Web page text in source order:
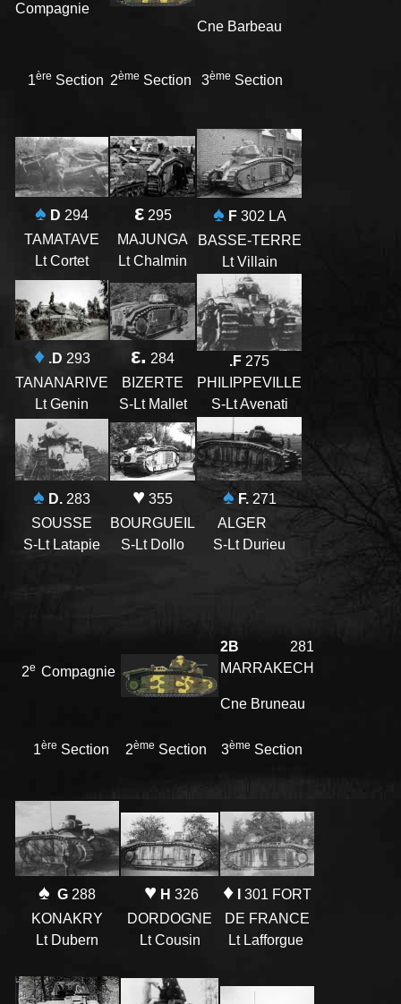
Compagnie
Cne Barbeau
1ère Section 2ème Section 3ème Section
♠ D 294
TAMATAVE
Lt Cortet
ε295
MAJUNGA
Lt Chalmin
♠ F302 LA
BASSE-TERRE
Lt Villain
♦ .D 293
TANANARIVE
Lt Genin
ε. 284
BIZERTE
S-Lt Mallet
.F 275
PHILIPPEVILLE
S-Lt Avenati
♠ D. 283
SOUSSE
S-Lt Latapie
♥ 355
BOURGUEIL
S-Lt Dollo
♠ F.271
ALGER
S-Lt Durieu
2e Compagnie
2B 281
MARRAKECH
Cne Bruneau
1ère Section 2ème Section 3ème Section
♠ G 288
KONAKRY
Lt Dubern
♥ H 326
DORDOGNE
Lt Cousin
♦
301 FORT
DE FRANCE
Lt Lafforgue